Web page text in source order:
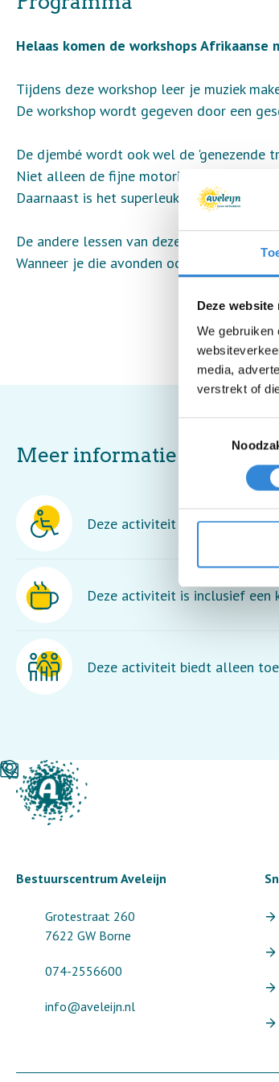
Deze
We gebruiken
media,
verstrekt of
Helaas komen de workshops
Tijdens deze workshop leer je muziek
De workshop wordt gegeven door een
De djembé wordt ook wel de 'genezende
Niet alleen de fijne motoriek wordt
Daarnaast is het superleuk om te doen.
De andere lessen van deze workshop zijn
Wanneer je die avonden ook kan en wil,
Meer informatie
Deze activiteit is rolstoel
Deze activiteit is inclusief een
Deze activiteit biedt alleen
Bestuurscentrum Aveleijn
Grotestraat 260
7622 GW Borne
074-2556600
info@aveleijn.nl